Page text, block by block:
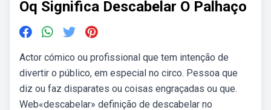
Oq Significa Descabelar O Palhaço
Actor cómico ou profissional que tem intenção de
divertir o público, em especial no circo. Pessoa que
diz ou faz disparates ou coisas engraçadas ou que.
Web«descabelar» definição de descabelar no